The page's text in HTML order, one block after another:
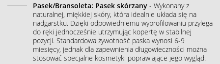
Pasek/Bransoleta: Pasek skórzany - Wykonany z
naturalnej, miękkiej skóry, która idealnie układa się na
nadgarstku. Dzięki odpowiedniemu wyprofilowaniu przylega
do ręki jednocześnie utrzymując kopertę w stabilnej
pozycji. Standardowa żywotność paska wynosi 6-9
miesięcy, jednak dla zapewnienia długowieczności można
stosować specjalne kosmetyki poprawiające jego wygląd.